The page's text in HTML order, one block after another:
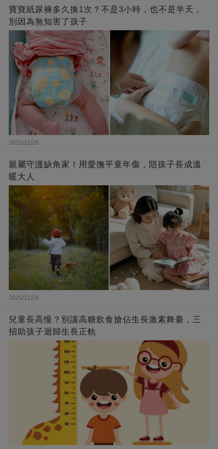
寶寶紙尿褲多久換1次？不是3小時，也不是半天，
別因為無知害了孩子
2025/12/25
親屬守護缺角家！用愛撫平童年傷，陪孩子長成溫
暖大人
2025/11/19
兒童長高慢？別讓高糖飲食搶佔生長激素舞臺，三
招助孩子迴歸生長正軌